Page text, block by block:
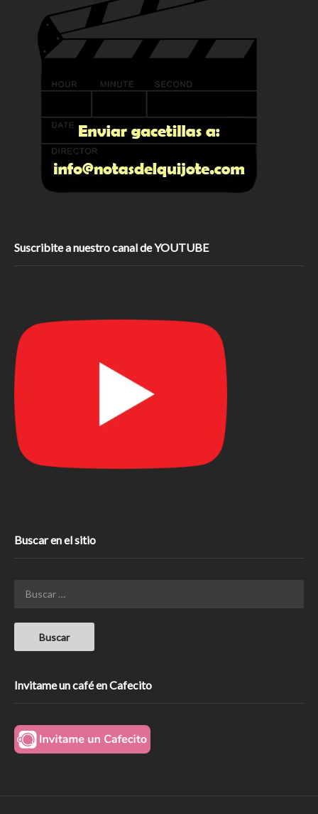
Suscribite a nuestro canal de YOUTUBE
Buscar en el sitio
Invitame un café en Cafecito